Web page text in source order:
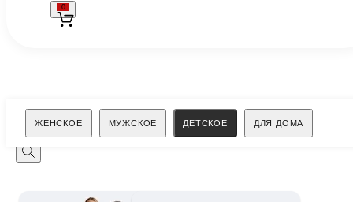
0
ЖЕНСКОЕ МУЖСКОЕ ДЕТСКОЕ ДЛЯ ДОМА
Поиск